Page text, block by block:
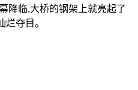
降临,大桥的钢架上就亮起了
夺目。